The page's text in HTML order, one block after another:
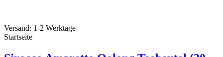
Versand: 1-2 Werktage
Startseite